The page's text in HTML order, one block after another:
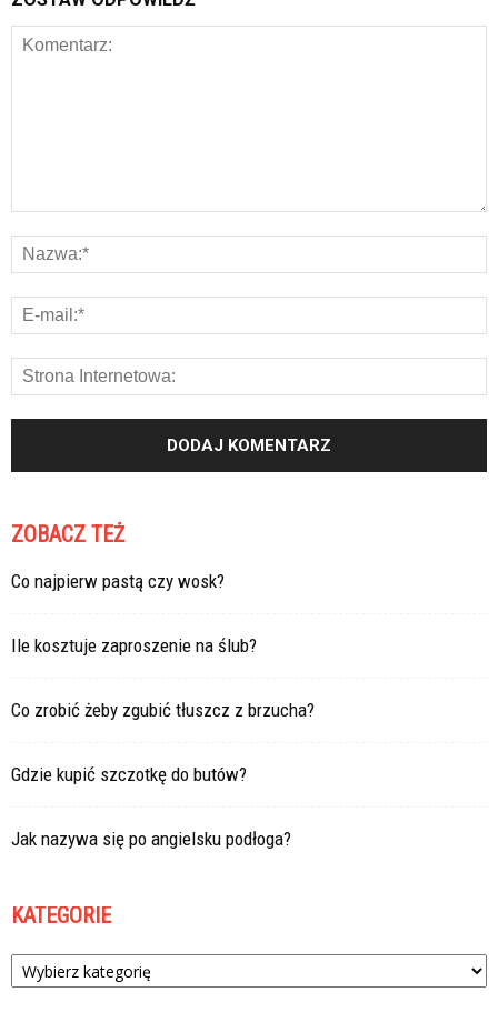
ZOBACZ TEŻ
Co najpierw pastą czy wosk?
Ile kosztuje zaproszenie na ślub?
Co zrobić żeby zgubić tłuszcz z brzucha?
Gdzie kupić szczotkę do butów?
Jak nazywa się po angielsku podłoga?
KATEGORIE
Kategorie